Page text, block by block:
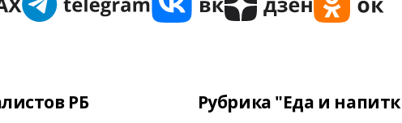
РБ Рубрика "Еда и